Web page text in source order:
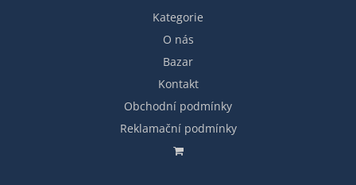
Kategorie
O nás
Bazar
Kontakt
Obchodní podmínky
Reklamační podmínky